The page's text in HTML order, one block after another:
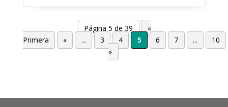
Página 5 de 39
«
Primera
« ... 3 4 5 6 7 ...
10
»